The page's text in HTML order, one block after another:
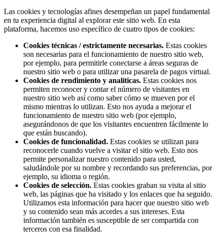
Las cookies y tecnologías afines desempeñan un papel fundamental
en tu experiencia digital al explorar este sitio web. En esta
plataforma, hacemos uso específico de cuatro tipos de cookies:
Cookies técnicas / estrictamente necesarias. Estas cookies
son necesarias para el funcionamiento de nuestro sitio web,
por ejemplo, para permitirle conectarse a áreas seguras de
nuestro sitio web o para utilizar una pasarela de pagos virtual.
Cookies de rendimiento y analíticas. Estas cookies nos
permiten reconocer y contar el número de visitantes en
nuestro sitio web así como saber cómo se mueven por el
mismo mientras lo utilizan. Esto nos ayuda a mejorar el
funcionamiento de nuestro sitio web (por ejemplo,
asegurándonos de que los visitantes encuentren fácilmente lo
que están buscando).
Cookies de funcionalidad. Estas cookies se utilizan para
reconocerle cuando vuelve a visitar el sitio web. Esto nos
permite personalizar nuestro contenido para usted,
saludándole por su nombre y recordando sus preferencias, por
ejemplo, su idioma o región.
Cookies de selección. Estas cookies graban su visita al sitio
web, las páginas que ha visitado y los enlaces que ha seguido.
Utilizamos esta información para hacer que nuestro sitio web
y su contenido sean más acordes a sus intereses. Esta
información también es susceptible de ser compartida con
terceros con esa finalidad.